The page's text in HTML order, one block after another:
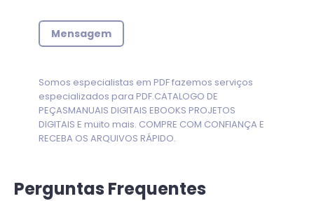
Mensagem
Somos especialistas em PDF fazemos serviços
especializados para PDF.CATALOGO DE
PEÇASMANUAIS DIGITAIS EBOOKS PROJETOS
DIGITAIS E muito mais. COMPRE COM CONFIANÇA E
RECEBA OS ARQUIVOS RÁPIDO.
Perguntas Frequentes